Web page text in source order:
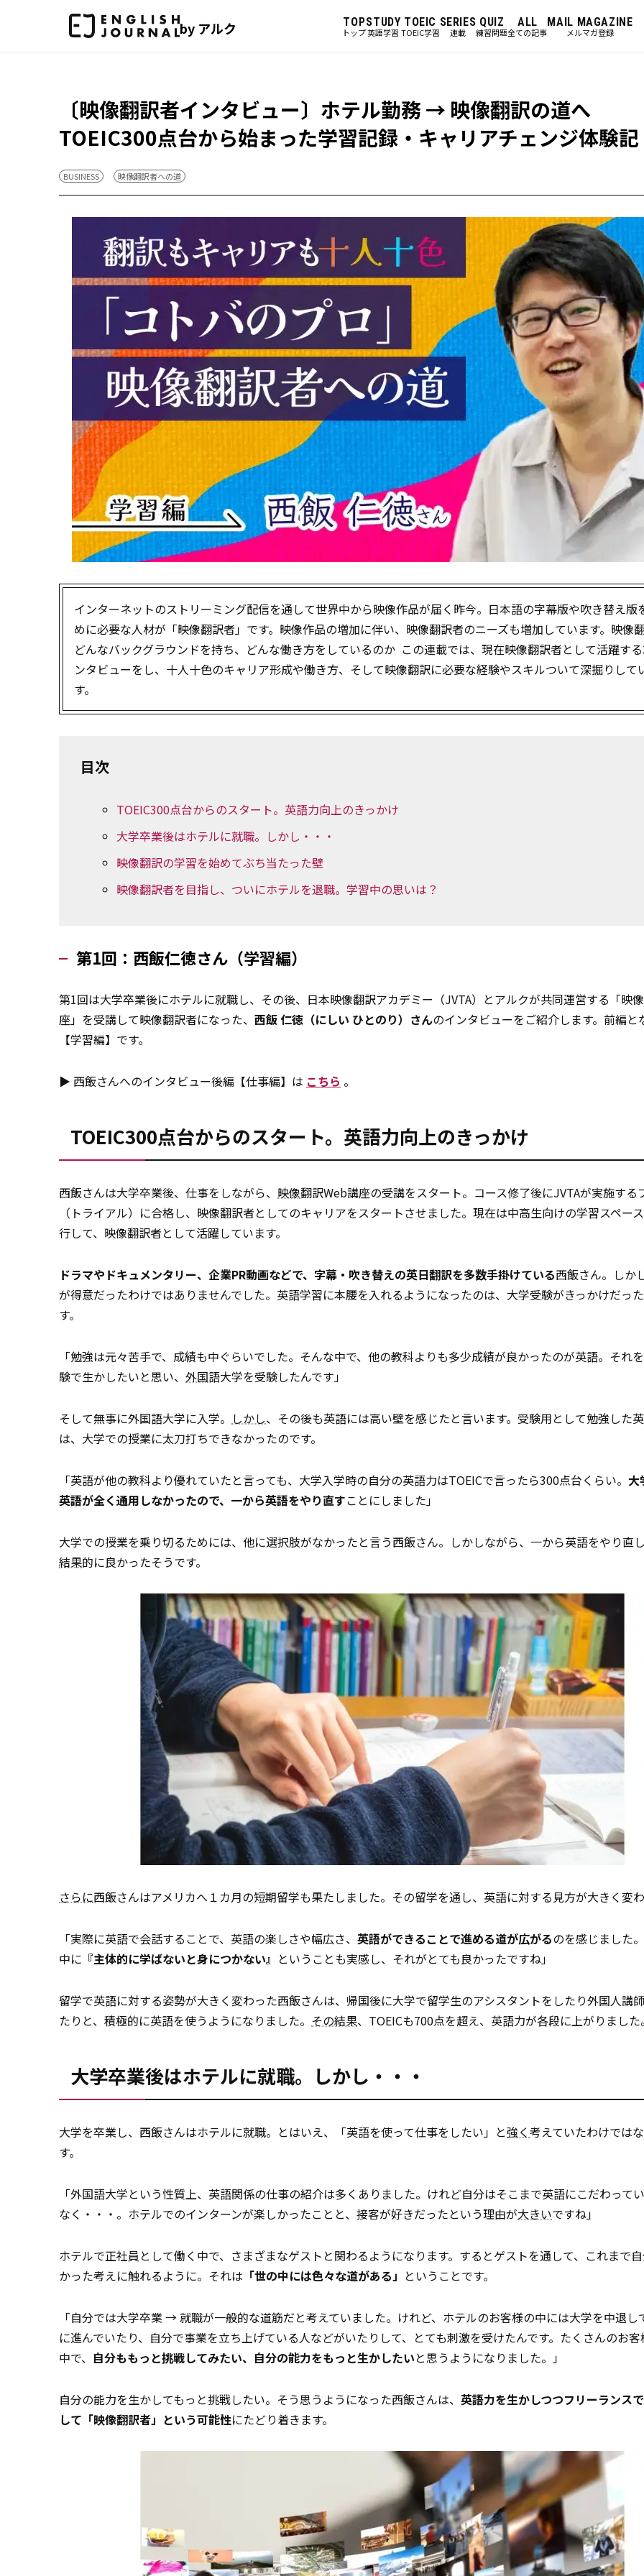
by アルク TOP
トップ
STUDY
英語学習
TOEIC
TOEIC学習
SERIES
連載
QUIZ
練習問題
ALL
全ての記事
MAIL MAGAZINE
メルマガ登録
〔映像翻訳者インタビュー〕ホテル勤務 → 映像翻訳の道へ
TOEIC300点台から始まった学習記録・キャリアチェンジ体験記
BUSINESS 映像翻訳者への道
インターネットのストリーミング配信を通して世界中から映像作品が届く昨今。日本語の字幕版や吹き替え版
めに必要な人材が「映像翻訳者」です。映像作品の増加に伴い、映像翻訳者のニーズも増加しています。映像
どんなバックグラウンドを持ち、どんな働き方をしているのか ―― この連載では、現在映像翻訳者として活躍す
ンタビューをし、十人十色のキャリア形成や働き方、そして映像翻訳に必要な経験やスキルついて深掘りして
す。
目次
TOEIC300点台からのスタート。英語力向上のきっかけ
大学卒業後はホテルに就職。しかし・・・
映像翻訳の学習を始めてぶち当たった壁
映像翻訳者を目指し、ついにホテルを退職。学習中の思いは？
第1回：西飯仁徳さん（学習編）
第1回は大学卒業後にホテルに就職し、その後、日本映像翻訳アカデミー（JVTA）とアルクが共同運営する「映
座」を受講して映像翻訳者になった、 西飯 仁徳（にしい ひとのり）さんのインタビューをご紹介します。前編と
【学習編】です。
▶ 西飯さんへのインタビュー後編【仕事編】は こちら 。
TOEIC300点台からのスタート。英語力向上のきっかけ
西飯さんは大学卒業後、仕事をしながら、 映像翻訳Web講座の受講をスタート。コース修了後にJVTAが実施する
（トライアル）に合格し、映像翻訳者としてのキャリアをスタートさせました。現在は中高生向けの学習スペー
行して、映像翻訳者として活躍しています。
ドラマやドキュメンタリー、企業PR動画などで、字幕・吹き替えの英日翻訳を多数手掛けている西飯さん。しか
が得意だったわけではありませんでした。英語学習に本腰を入れるようになったのは、大学受験がきっかけだっ
す。
「勉強は元々苦手で、成績も中ぐらいでした。そんな中で、他の教科よりも多少成績が良かったのが英語。それ
験で生かしたいと思い、 外国語大学を受験したんです」
そして無事に外国語大学に入学。 しかし、その後も英語には高い壁を感じたと言います。受験用として勉強した
は、大学での授業に太刀打ちできなかったのです。
「英語が他の教科より優れていたと言っても、大学入学時の自分の英語力はTOEICで言ったら300点台くらい。 大
英語が全く通用しなかったので、一から英語をやり直すことにしました」
大学での授業を乗り切るためには、他に選択肢がなかったと言う西飯さん。しかしながら、一から英語をやり直
結果的に良かったそうです。
さらに西飯さんはアメリカへ１カ月の短期留学も果たしました。その留学を通し、英語に対する見方が大きく変
「実際に英語で会話することで、英語の楽しさや幅広さ、 英語ができることで進める道が広がるのを感じました
中に 『主体的に学ばないと身につかない』 ということも実感し、それがとても良かったですね」
留学で英語に対する姿勢が大きく変わった西飯さんは、帰国後に大学で留学生のアシスタントをしたり外国人講
たりと、積極的に英語を使うようになりました。 その結果、TOEICも700点を超え、英語力が各段に上がりました
大学卒業後はホテルに就職。しかし・・・
大学を卒業し、西飯さんはホテルに就職。とはいえ、「英語を使って仕事をしたい」と強く考えていたわけでは
す。
「外国語大学という性質上、英語関係の仕事の紹介は多くありました。けれど自分はそこまで英語にこだわって
なく・・・。ホテルでのインターンが楽しかったことと、接客が好きだったという理由が大きいですね」
ホテルで正社員として働く中で、さまざまなゲストと関わるようになります。するとゲストを通して、これまで
かった考えに触れるように。それは 「世の中には色々な道がある」 ということです。
「自分では大学卒業 → 就職が一般的な道筋だと考えていました。けれど、ホテルのお客様の中には大学を中退し
に進んでいたり、自分で事業を立ち上げている人などがいたりして、とても刺激を受けたんです。たくさんのお
中で、 自分ももっと挑戦してみたい、自分の能力をもっと生かしたいと思うようになりました。」
自分の能力を生かしてもっと挑戦したい。そう思うようになった西飯さんは、 英語力を生かしつつフリーランス
して「映像翻訳者」という可能性にたどり着きます。